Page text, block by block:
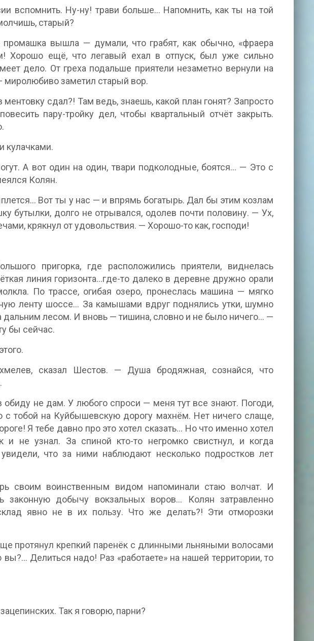
вспомнить. Ну-ну! трави больше… Напомнить, как ты на той
старый?
вышла — думали, что грабят, как обычно, «фраера
Хорошо ещё, что легавый ехал в отпуск, был уже сильно
дело. От греха подальше приятели незаметно вернули на
заметил старый вор.
сдал?! Там ведь, знаешь, какой план гонят? Запросто
пару-тройку дел, чтобы квартальный отчёт закрыть.
кулачками.
А вот один на один, твари подколодные, боятся… — Это с
Колян.
Вот ты у нас — и впрямь богатырь. Дал бы этим козлам
бутылки, долго не отрывался, одолев почти половину. — Ух,
крякнул от удовольствия. — Хорошо-то как, господи!
пригорка, где расположились приятели, виднелась
линия горизонта…где-то далеко в деревне дружно орали
По трассе, огибая озеро, пронеслась машина — мягко
ленту шоссе… За камышами вдруг поднялись утки, шумно
лесом. И вновь — тишина, словно и не было ничего… —
бы сейчас.
сказал Шестов. — Душа бродяжная, сознайся, что
не дам. У любого спроси — меня тут все знают. Погоди,
с тобой на Куйбышевскую дорогу махнём. Нет ничего слаще,
Я тебе давно про это хотел сказать… Но что именно хотел
и не узнал. За спиной кто-то негромко свистнул, и когда
что за ними наблюдают несколько подростков лет
своим воинственным видом напоминали стаю волчат. И
добычу вокзальных воров… Колян затравленно
явно не в их пользу. Что же делать?! Эти отморозки
протянул крепкий паренёк с длинными льняными волосами
Делиться надо! Раз «работаете» на нашей территории, то
Так я говорю, парни?